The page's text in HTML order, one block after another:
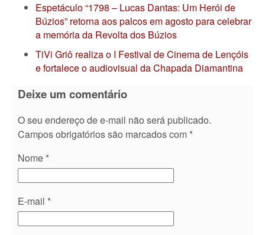
Espetáculo “1798 – Lucas Dantas: Um Herói de
Búzios” retorna aos palcos em agosto para celebrar
a memória da Revolta dos Búzios
TiVi Griô realiza o I Festival de Cinema de Lençóis
e fortalece o audiovisual da Chapada Diamantina
Deixe um comentário
O seu endereço de e-mail não será publicado.
Campos obrigatórios são marcados com *
Nome *
E-mail *